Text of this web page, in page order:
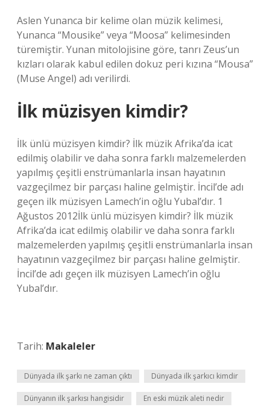
Aslen Yunanca bir kelime olan müzik kelimesi,
Yunanca “Mousike” veya “Moosa” kelimesinden
türemiştir. Yunan mitolojisine göre, tanrı Zeus’un
kızları olarak kabul edilen dokuz peri kızına “Mousa”
(Muse Angel) adı verilirdi.
İlk müzisyen kimdir?
İlk ünlü müzisyen kimdir? İlk müzik Afrika’da icat
edilmiş olabilir ve daha sonra farklı malzemelerden
yapılmış çeşitli enstrümanlarla insan hayatının
vazgeçilmez bir parçası haline gelmiştir. İncil’de adı
geçen ilk müzisyen Lamech’in oğlu Yubal’dır. 1
Ağustos 2012İlk ünlü müzisyen kimdir? İlk müzik
Afrika’da icat edilmiş olabilir ve daha sonra farklı
malzemelerden yapılmış çeşitli enstrümanlarla insan
hayatının vazgeçilmez bir parçası haline gelmiştir.
İncil’de adı geçen ilk müzisyen Lamech’in oğlu
Yubal’dır.
Tarih: Makaleler
Dünyada ilk şarkı ne zaman çıktı Dünyada ilk şarkıcı kimdir
Dünyanın ilk şarkısı hangisidir En eski müzik aleti nedir